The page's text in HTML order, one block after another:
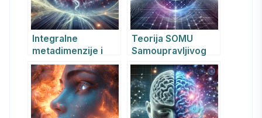
Integralne
metadimenzije i
Tvorac: holistički
pogled na
beskrajnu
slojevitost
postojanja
Teorija SOMU
Samoupravljivog
Matematičkog
Univerzuma i Njena
Primena na
Veštačku Opštu
Inteligenciju (AGI)